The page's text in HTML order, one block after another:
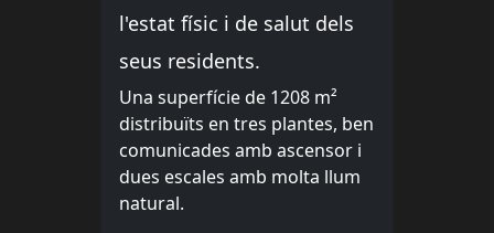
l'estat físic i de salut dels
seus residents.
Una superfície de 1208 m²
distribuïts en tres plantes, ben
comunicades amb ascensor i
dues escales amb molta llum
natural.